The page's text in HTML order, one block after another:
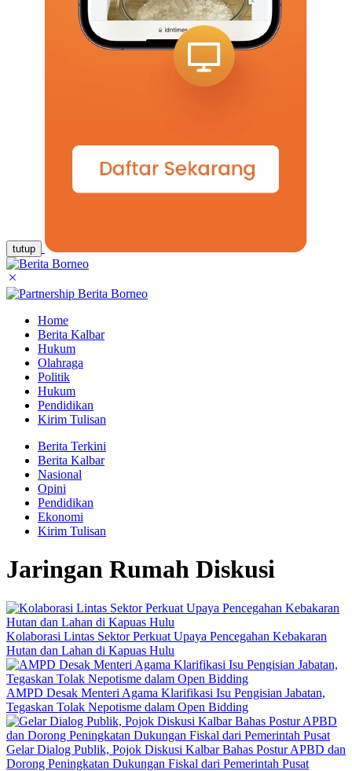
tutup
Home
Berita Kalbar
Hukum
Olahraga
Politik
Hukum
Pendidikan
Kirim Tulisan
Berita Terkini
Berita Kalbar
Nasional
Opini
Pendidikan
Ekonomi
Kirim Tulisan
Jaringan Rumah Diskusi
Kolaborasi Lintas Sektor Perkuat Upaya Pencegahan Kebakaran
Hutan dan Lahan di Kapuas Hulu
AMPD Desak Menteri Agama Klarifikasi Isu Pengisian Jabatan,
Tegaskan Tolak Nepotisme dalam Open Bidding
Gelar Dialog Publik, Pojok Diskusi Kalbar Bahas Postur APBD dan
Dorong Peningkatan Dukungan Fiskal dari Pemerintah Pusat